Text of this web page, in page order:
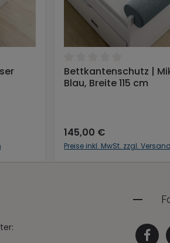
0 von 5 Sternen In den
Durchschnittliche
Bettkantenschutz |
Blau, Breite 115 cm
145,00 €
Preise inkl. MwSt. zzgl.